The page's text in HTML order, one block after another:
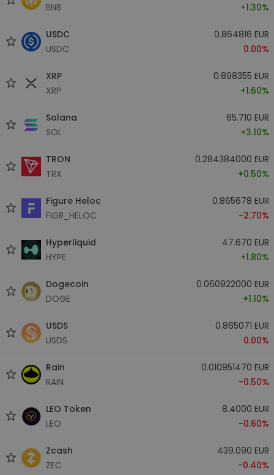
BNB
+1.30%
USDC
USDC
0.864816 EUR
0.00%
XRP
XRP
0.898355 EUR
+1.60%
Solana
SOL
65.710 EUR
+3.10%
TRON
TRX
0.284384000 EUR
+0.50%
Figure Heloc
FIGR_HELOC
0.865678 EUR
-2.70%
Hyperliquid
HYPE
47.670 EUR
+1.80%
Dogecoin
DOGE
0.060922000 EUR
+1.10%
USDS
USDS
0.865071 EUR
0.00%
Rain
RAIN
0.010951470 EUR
-0.50%
LEO Token
LEO
8.4000 EUR
-0.60%
Zcash
ZEC
439.090 EUR
-0.40%